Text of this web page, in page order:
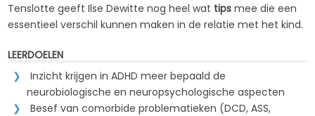
Tenslotte geeft Ilse Dewitte nog heel wat tipsmee die een
essentieel verschil kunnen maken in de relatie met het kind.
LEERDOELEN
Inzicht krijgen in ADHD meer bepaald de
neurobiologische en neuropsychologische aspecten
Besef van comorbide problematieken (DCD, ASS,